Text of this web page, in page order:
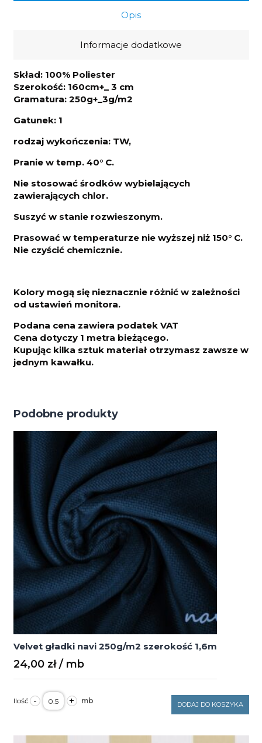
Opis
Informacje dodatkowe
Skład: 100% Poliester
Szerokość: 160cm+_ 3 cm
Gramatura: 250g+_3g/m2
Gatunek: 1
rodzaj wykończenia: TW,
Pranie w temp. 40° C.
Nie stosować środków wybielających
zawierających chlor.
Suszyć w stanie rozwieszonym.
Prasować w temperaturze nie wyższej niż 150° C.
Nie czyścić chemicznie.
Kolory mogą się nieznacznie różnić w zależności
od ustawień monitora.
Podana cena zawiera podatek VAT
Cena dotyczy 1 metra bieżącego.
Kupując kilka sztuk materiał otrzymasz zawsze w
jednym kawałku.
Podobne produkty
Velvet gładki navi 250g/m2 szerokość 1,6m
24,00 zł
- ilość
Velvet
gładki
+ DODAJ DO KOSZYKA